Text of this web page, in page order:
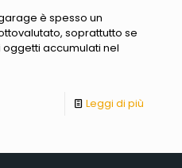
è spesso un
soprattutto se
accumulati nel
Leggi di più